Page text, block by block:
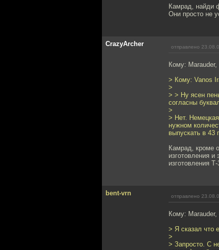
Камрад, найди
Они просто не
CrazyArcher отправлено
Кому: Marauder,
> Кому: Vanos
>
> > Ну ясен
согласны
>
> Нет.
нужном
выпускать в 43
Камрад, кроме
изготовления
изготовления
bent-vrn отправлено
Кому: Marauder,
> Я сказал что
>
> Запросто. С